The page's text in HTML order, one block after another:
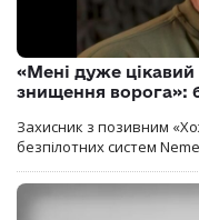
«Мені дуже
знищення ворога»:
Захисник з позивним
безпілотних систем